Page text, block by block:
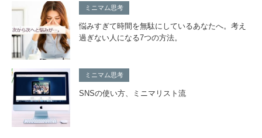
ミニマム思考
悩みすぎて時間を無駄にしているあなたへ。考え
過ぎない人になる7つの方法。
ミニマム思考
SNSの使い方、ミニマリスト流